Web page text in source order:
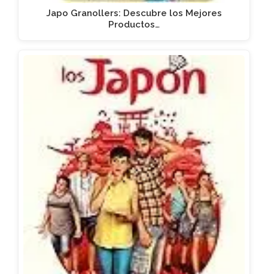
Japo Granollers: Descubre los Mejores
Productos…